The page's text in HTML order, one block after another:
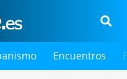
Encuentros